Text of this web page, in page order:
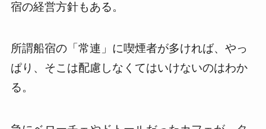
宿の経営方針もある。
所謂船宿の「常連」に喫煙者が多ければ、やっ
ぱり、そこは配慮しなくてはいけないのはわか
る。